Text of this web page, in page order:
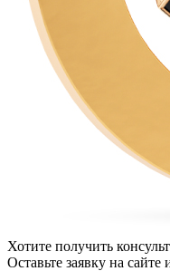
Хотите получить
Оставьте заявку на